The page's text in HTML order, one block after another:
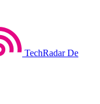
TechRadar De